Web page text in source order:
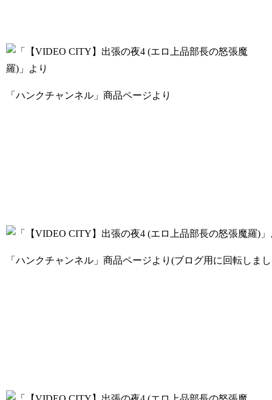
「ハンクチャンネル」商品ページより
「ハンクチャンネル」商品ページより(ブログ用に回転しま